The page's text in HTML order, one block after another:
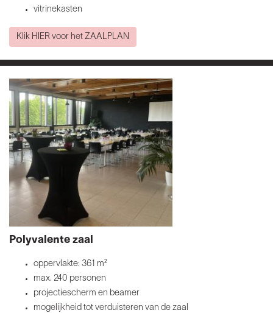
vitrinekasten
Klik HIER voor het ZAALPLAN
Polyvalente zaal
oppervlakte: 361 m²
max. 240 personen
projectiescherm en beamer
mogelijkheid tot verduisteren van de zaal